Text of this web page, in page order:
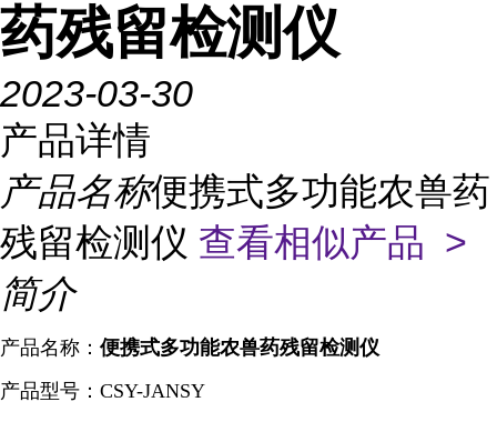
药残留检测仪
2023-03-30
产品详情
产品名称便携式多功能农兽药
残留检测仪 查看相似产品 >
简介
产品名称： 便携式多功能农兽药残留检测仪
产品型号：CSY-JANSY